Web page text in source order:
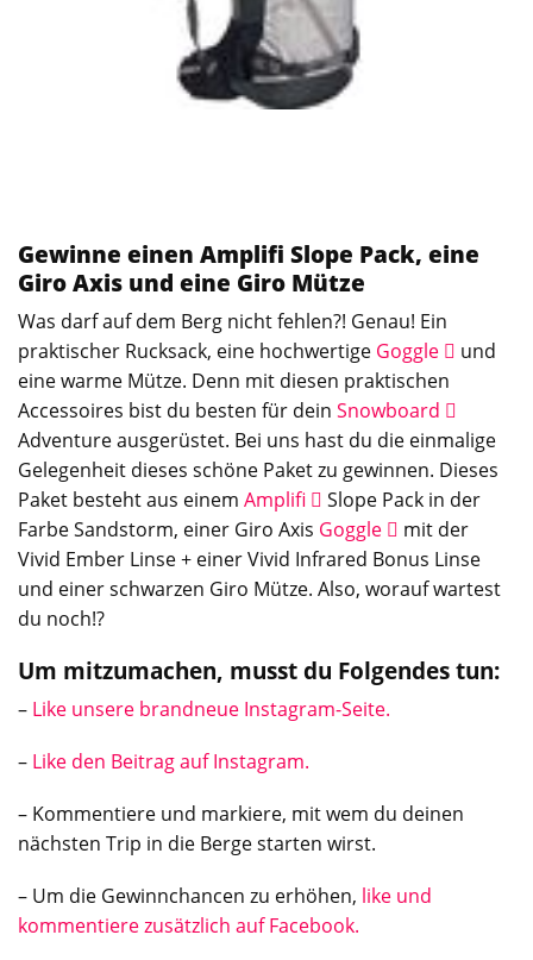
Gewinne einen Amplifi Slope Pack, eine
Giro Axis und eine Giro Mütze
Was darf auf dem Berg nicht fehlen?! Genau! Ein
praktischer Rucksack, eine hochwertige Goggle
und
eine warme Mütze. Denn mit diesen praktischen
Accessoires bist du besten für dein Snowboard
Adventure ausgerüstet. Bei uns hast du die einmalige
Gelegenheit dieses schöne Paket zu gewinnen. Dieses
Paket besteht aus einem Amplifi
Slope Pack in der
Farbe Sandstorm, einer Giro Axis Goggle
mit der
Vivid Ember Linse + einer Vivid Infrared Bonus Linse
und einer schwarzen Giro Mütze. Also, worauf wartest
du noch!?
Um mitzumachen, musst du Folgendes tun:
– Like unsere brandneue Instagram-Seite.
– Like den Beitrag auf Instagram.
– Kommentiere und markiere, mit wem du deinen
nächsten Trip in die Berge starten wirst.
– Um die Gewinnchancen zu erhöhen, like und
kommentiere zusätzlich auf Facebook.